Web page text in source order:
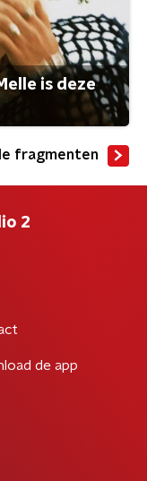
is deze
fragmenten
2
de app